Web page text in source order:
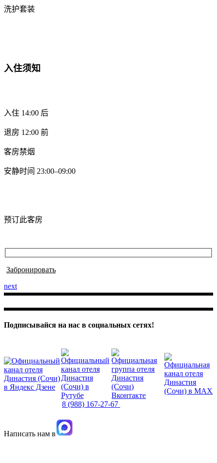
洗护套装
入住须知
入住 14:00 后
退房 12:00 前
客房禁烟
安静时间 23:00–09:00
预订此客房
Забронировать
next
Подписывайся на нас в социальных сетях!
8 (988) 167-27-67
Написать нам в